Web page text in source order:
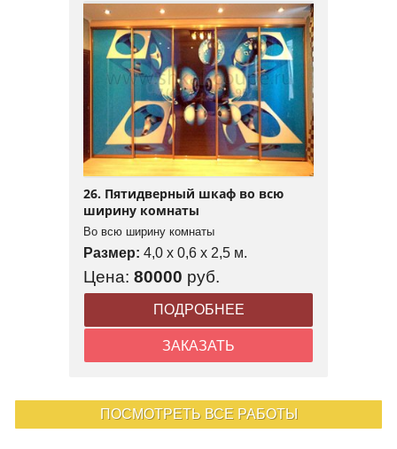
26. Пятидверный шкаф во всю
ширину комнаты
Во всю ширину комнаты
Размер: 4,0 x 0,6 x 2,5 м.
Цена: 80000 руб.
ПОДРОБНЕЕ
ЗАКАЗАТЬ
ПОСМОТРЕТЬ ВСЕ РАБОТЫ